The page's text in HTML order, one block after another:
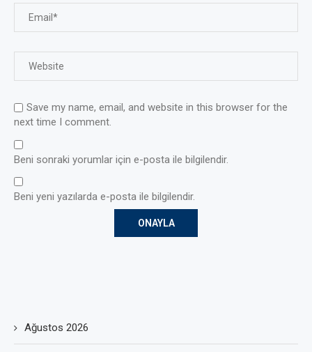
Save my name, email, and website in this browser for the
next time I comment.
Beni sonraki yorumlar için e-posta ile bilgilendir.
Beni yeni yazılarda e-posta ile bilgilendir.
Ağustos 2026